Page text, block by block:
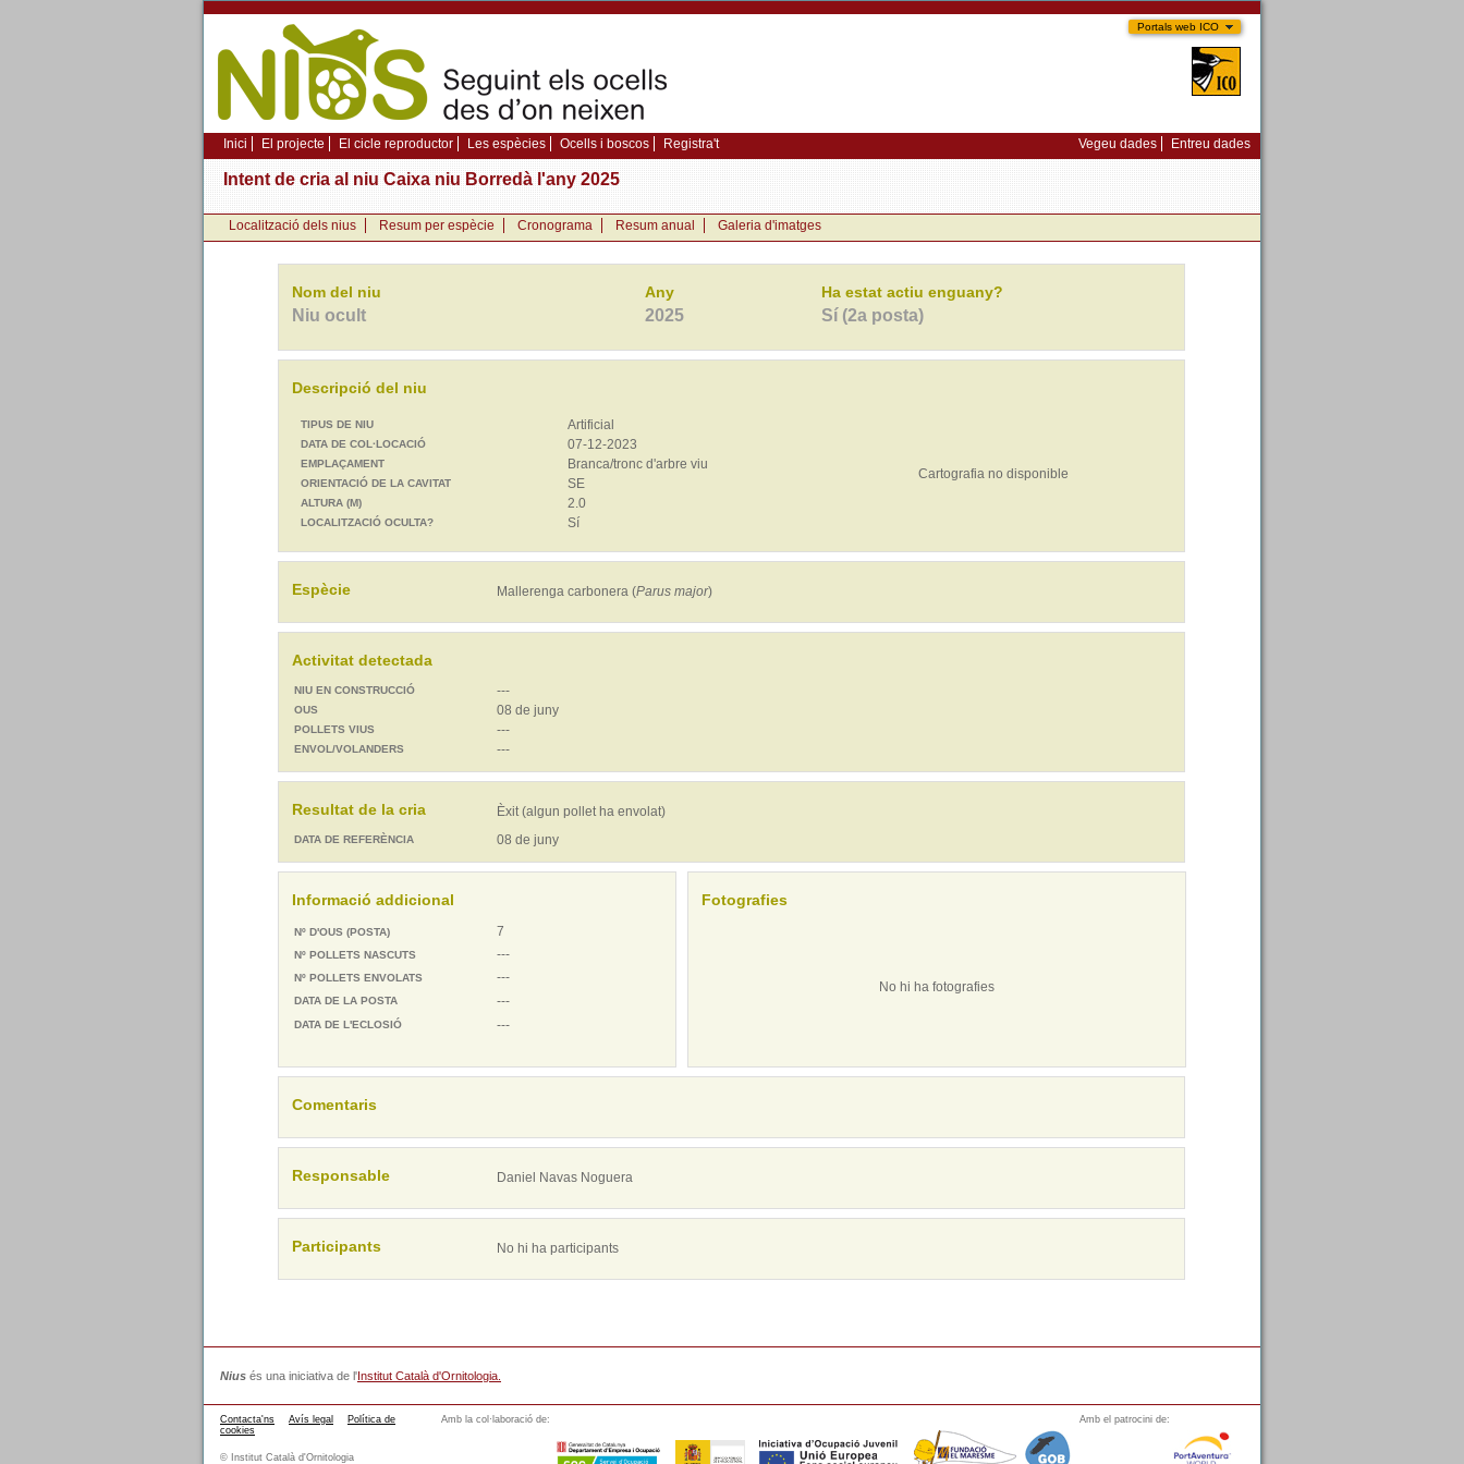
Portals web ICO
Inici El projecte El cicle reproductor Les espècies Ocells i boscos Registra't Vegeu dades Entreu dades
Intent de cria al niu Caixa niu Borredà l'any 2025
Localització dels nius Resum per espècie Cronograma Resum anual Galeria d'imatges
Nom del niu
Niu ocult
Any
2025
Ha estat actiu enguany?
Sí (2a posta)
Descripció del niu
TIPUS DE NIU Artificial
DATA DE COL·LOCACIÓ 07-12-2023
EMPLAÇAMENT Branca/tronc d'arbre viu
ORIENTACIÓ DE LA CAVITAT SE
ALTURA (M) 2.0
LOCALITZACIÓ OCULTA? Sí
Cartografia no disponible
Espècie Mallerenga carbonera (Parus major)
Activitat detectada
NIU EN CONSTRUCCIÓ ---
OUS 08 de juny
POLLETS VIUS ---
ENVOL/VOLANDERS ---
Resultat de la cria Èxit (algun pollet ha envolat)
DATA DE REFERÈNCIA 08 de juny
Informació addicional
Nº D'OUS (POSTA) 7
Nº POLLETS NASCUTS ---
Nº POLLETS ENVOLATS ---
DATA DE LA POSTA ---
DATA DE L'ECLOSIÓ ---
Fotografies
No hi ha fotografies
Comentaris
Responsable Daniel Navas Noguera
Participants No hi ha participants
Nius és una iniciativa de l'Institut Català d'Ornitologia.
Amb el patrocini de:
Amb la col·laboració de:
Contacta'ns Avís legal
Política de
cookies
© Institut Català d'Ornitologia